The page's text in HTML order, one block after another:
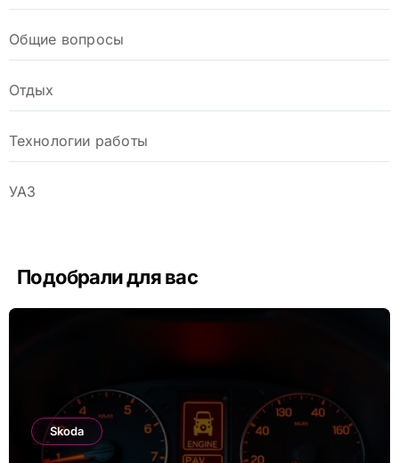
Общие вопросы
Отдых
Технологии работы
УАЗ
Подобрали для вас
Skoda